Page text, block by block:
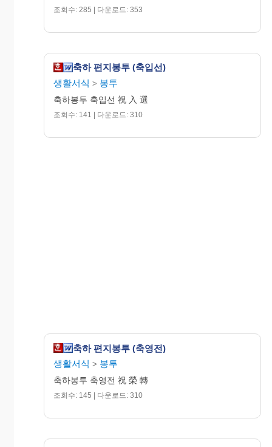
조회수: 285 | 다운로드: 353
축하 편지봉투 (축입선)
생활서식 > 봉투
축하봉투 축입선 祝 入 選
조회수: 141 | 다운로드: 310
축하 편지봉투 (축영전)
생활서식 > 봉투
축하봉투 축영전 祝 榮 轉
조회수: 145 | 다운로드: 310